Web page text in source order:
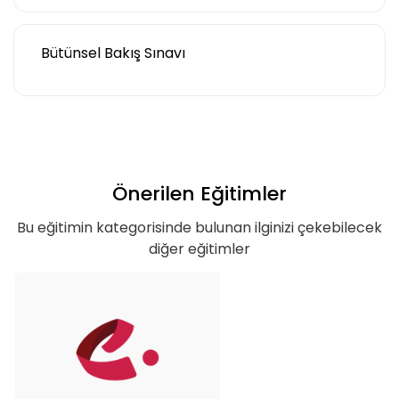
Bütünsel Bakış Sınavı
Önerilen Eğitimler
Bu eğitimin kategorisinde bulunan ilginizi çekebilecek
diğer eğitimler
ulaştın!
Basic
özel hem de iş hayatı için gerekli
olabilecek, ana konuları ve yetkinlikleri
kapsar.